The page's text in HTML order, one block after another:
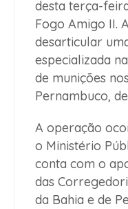
desta terça-
Fogo Amigo II.
desarticular
especializada
de munições
Pernambuco,
A operação
o Ministério
conta com o
das
da Bahia e de